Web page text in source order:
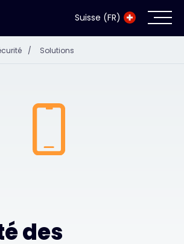
Suisse (FR)
Exclusive Access Login
/ Solutions
des